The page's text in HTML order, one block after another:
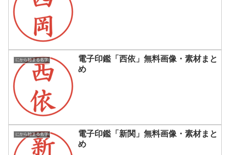
にから始まる名字
電子印鑑「西依」無料画像・素材まと
め
にから始まる名字
電子印鑑「新関」無料画像・素材まと
め